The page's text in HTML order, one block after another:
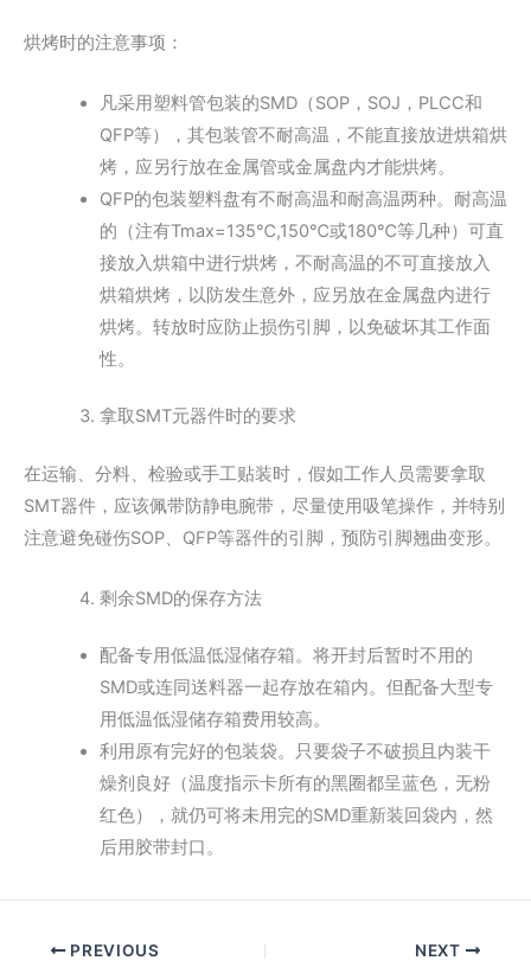
烘烤时的注意事项：
凡采用塑料管包装的SMD（SOP，SOJ，PLCC和
QFP等），其包装管不耐高温，不能直接放进烘箱烘
烤，应另行放在金属管或金属盘内才能烘烤。
QFP的包装塑料盘有不耐高温和耐高温两种。耐高温
的（注有Tmax=135℃,150℃或180℃等几种）可直
接放入烘箱中进行烘烤，不耐高温的不可直接放入
烘箱烘烤，以防发生意外，应另放在金属盘内进行
烘烤。转放时应防止损伤引脚，以免破坏其工作面
性。
拿取SMT元器件时的要求
在运输、分料、检验或手工贴装时，假如工作人员需要拿取
SMT器件，应该佩带防静电腕带，尽量使用吸笔操作，并特别
注意避免碰伤SOP、QFP等器件的引脚，预防引脚翘曲变形。
剩余SMD的保存方法
配备专用低温低湿储存箱。将开封后暂时不用的
SMD或连同送料器一起存放在箱内。但配备大型专
用低温低湿储存箱费用较高。
利用原有完好的包装袋。只要袋子不破损且内装干
燥剂良好（温度指示卡所有的黑圈都呈蓝色，无粉
红色），就仍可将未用完的SMD重新装回袋内，然
后用胶带封口。
PREVIOUS NEXT